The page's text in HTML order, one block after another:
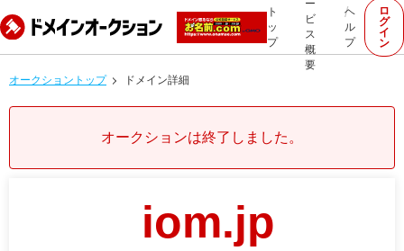
ト
ッ
プ
ー
ビ
ス
概
要
ヘ
ル
プ
ロ
グ
イ
ン
オークショントップ ドメイン詳細
オークションは終了しました。
iom.jp